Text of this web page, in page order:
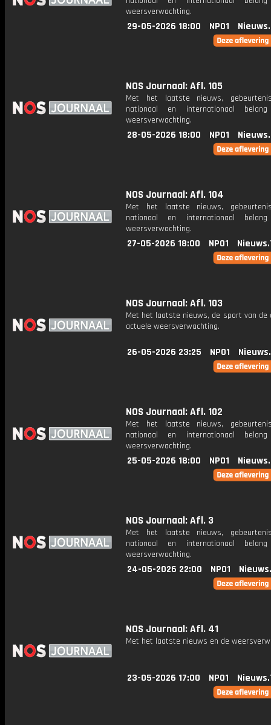
weersverwachting.
29-05-2026 18:00 NPO1
NOS Journaal: Afl. 105
Met het laatste nieuws,
nationaal en internationaal
weersverwachting.
28-05-2026 18:00 NPO1
NOS Journaal: Afl. 104
Met het laatste nieuws,
nationaal en internationaal
weersverwachting.
27-05-2026 18:00 NPO1
NOS Journaal: Afl. 103
Met het laatste nieuws, de sport van de
actuele weersverwachting.
26-05-2026 23:25 NPO1
NOS Journaal: Afl. 102
Met het laatste nieuws,
nationaal en internationaal
weersverwachting.
25-05-2026 18:00 NPO1
NOS Journaal: Afl. 3
Met het laatste nieuws,
nationaal en internationaal
weersverwachting.
24-05-2026 22:00 NPO1
NOS Journaal: Afl. 41
Met het laatste nieuws en de
23-05-2026 17:00 NPO1